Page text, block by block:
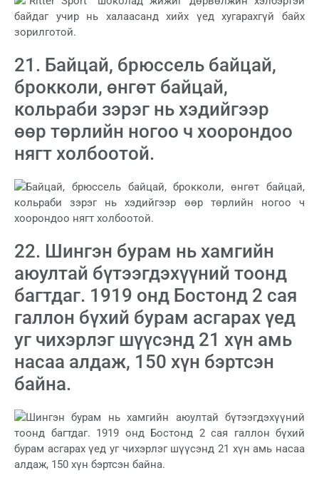
21. Байцай, брюссель байцай,
брокколи, өнгөт байцай,
кольраби зэрэг нь хэдийгээр
өөр төрлийн ногоо ч хоорондоо
нягт холбоотой.
22. Шингэн бурам нь хамгийн
аюултай бүтээгдэхүүний тоонд
багтдаг. 1919 онд Бостонд 2 сая
галлон бүхий бурам асгарах үед
уг чихэрлэг шүүсэнд 21 хүн амь
насаа алдаж, 150 хүн бэртсэн
байна.